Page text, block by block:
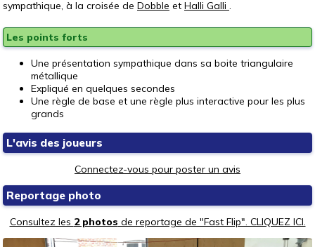
sympathique, à la croisée de Dobble et Halli Galli .
Les points forts
Une présentation sympathique dans sa boite triangulaire
métallique
Expliqué en quelques secondes
Une règle de base et une règle plus interactive pour les plus
grands
L'avis des joueurs
Connectez-vous pour poster un avis
Reportage photo
Consultez les 2 photos de reportage de "Fast Flip". CLIQUEZ ICI.